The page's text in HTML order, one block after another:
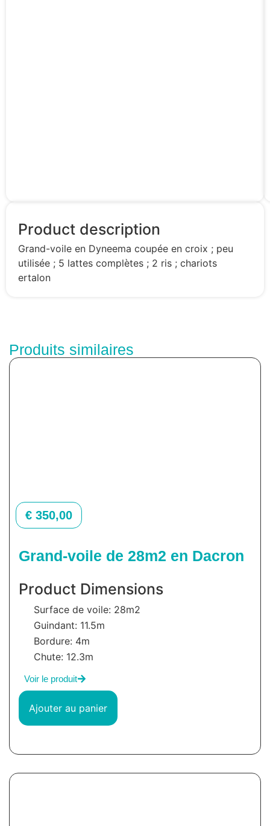
Product description
Grand-voile en Dyneema coupée en croix ; peu
utilisée ; 5 lattes complètes ; 2 ris ; chariots
ertalon
Produits similaires
€ 350,00
Grand-voile de 28m2 en Dacron
Product Dimensions
Surface de voile: 28m2
Guindant: 11.5m
Bordure: 4m
Chute: 12.3m
Voir le produit
Ajouter au panier